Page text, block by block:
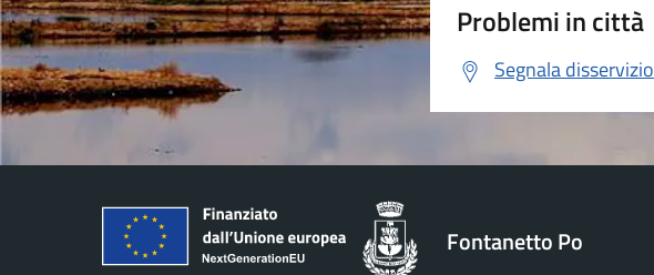
Problemi in città
Segnala disservizio
Fontanetto Po